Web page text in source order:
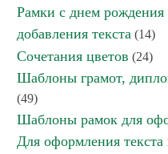
Рамки с днем
добавления текста (14)
Сочетания цветов (24)
Шаблоны грамот,
(49)
Шаблоны рамок для
Для оформления